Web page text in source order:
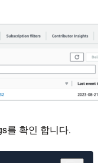
를 확인 합니다.